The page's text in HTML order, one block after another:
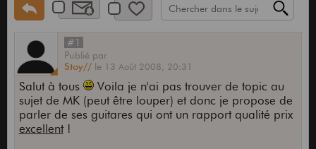
#1
Publié par
Stoy// le 13 Août 2008, 20:31
Salut à tous
Voila je n'ai pas trouver de topic au
sujet de MK (peut être louper) et donc je propose de
parler de ses guitares qui ont un rapport qualité prix
excellent!